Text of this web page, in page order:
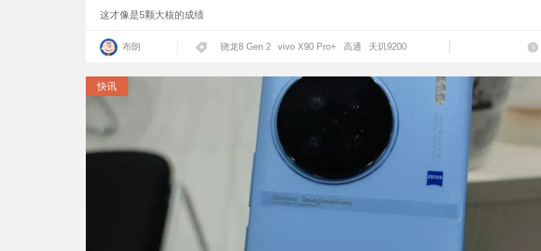
这才像是5颗大核的成绩
布朗 骁龙8 Gen 2 vivo X90 Pro+ 高通 天玑9200
快讯